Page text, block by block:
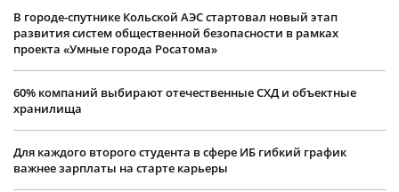
В городе-спутнике Кольской АЭС стартовал новый этап
развития систем общественной безопасности в рамках
проекта «Умные города Росатома»
60% компаний выбирают отечественные СХД и объектные
хранилища
Для каждого второго студента в сфере ИБ гибкий график
важнее зарплаты на старте карьеры